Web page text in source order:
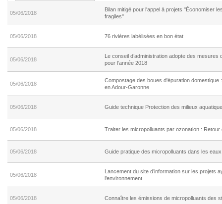
05/06/2018
Bilan mitigé pour l'appel à projets "Économiser
fragiles"
05/06/2018 76 rivières labélisées en bon état
05/06/2018
Le conseil d’administration adopte des mesures
pour l’année 2018
05/06/2018
Compostage des boues d'épuration domestique
en Adour-Garonne
05/06/2018 Guide technique Protection des milieux
05/06/2018 Traiter les micropolluants par ozonation : Retour
05/06/2018 Guide pratique des micropolluants dans les
05/06/2018
Lancement du site d’information sur les projets
l’environnement
05/06/2018 Connaître les émissions de micropolluants des